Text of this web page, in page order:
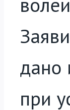
дано
при